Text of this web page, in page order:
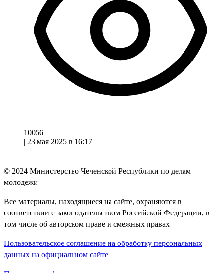
10056
| 23 мая 2025 в 16:17
© 2024 Министерство Чеченской Республики по делам
молодежи
Все материалы, находящиеся на сайте, охраняются в
соответствии с законодательством Российской Федерации, в
том числе об авторском праве и смежных правах
Пользовательское соглашение на обработку персональных
данных на официальном сайте